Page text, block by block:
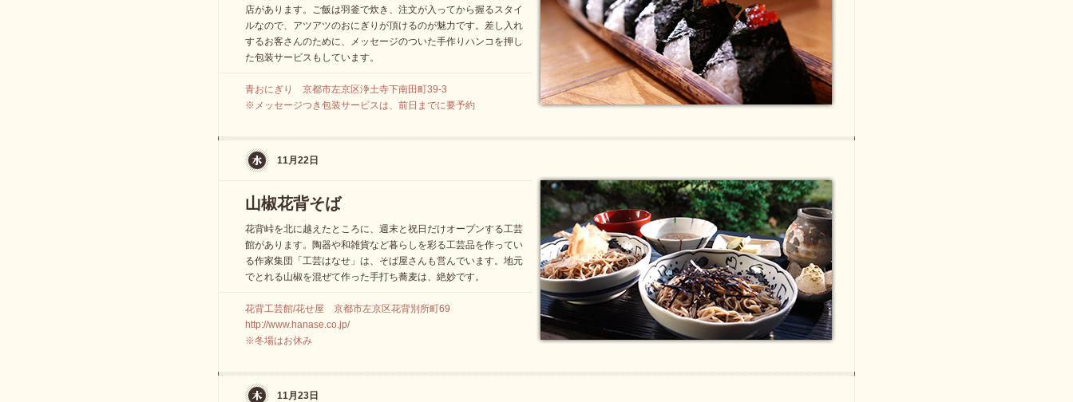
店があります。ご飯は羽釜で炊き、注文が入ってから握るスタイ
ルなので、アツアツのおにぎりが頂けるのが魅力です。差し入れ
するお客さんのために、メッセージのついた手作りハンコを押し
た包装サービスもしています。
青おにぎり 京都市左京区浄土寺下南田町39-3
※メッセージつき包装サービスは、前日までに要予約
11月22日
山椒花背そば
花背峠を北に越えたところに、週末と祝日だけオープンする工芸
館があります。陶器や和雑貨など暮らしを彩る工芸品を作ってい
る作家集団「工芸はなせ」は、そば屋さんも営んでいます。地元
でとれる山椒を混ぜて作った手打ち蕎麦は、絶妙です。
花背工芸館/花せ屋 京都市左京区花背別所町69
http://www.hanase.co.jp/
※冬場はお休み
11月23日